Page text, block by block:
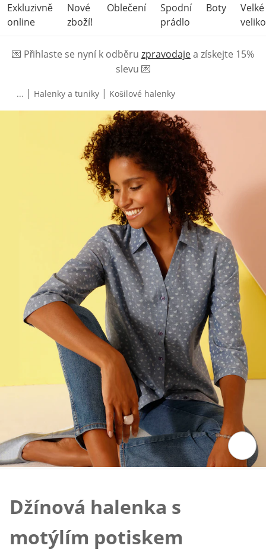
Exkluzivně
online
Nové
zboží!
Oblečení
Spodní
prádlo
Boty
Velké
💌 Přihlaste se nyní k odběru zpravodajea získejte 15%
slevu 💌
... | Halenky a tuniky | Košilové halenky
Džínová halenka s
motýlím potiskem